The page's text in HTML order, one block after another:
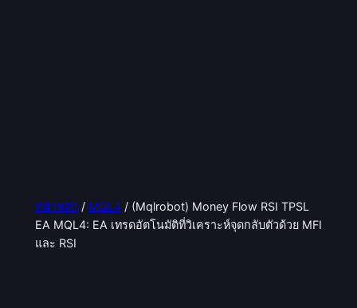
หน้าหลัก / MQL4/ (Mqlrobot) Money Flow RSI TPSL
EA MQL4: EA เทรดอัตโนมัติที่วิเคราะห์จุดกลับตัวด้วย MFI
และ RSI